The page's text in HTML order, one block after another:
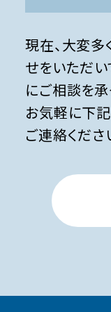
現在、大変
せをいただい
にご相談を承
お気軽に下
ご連絡くださ